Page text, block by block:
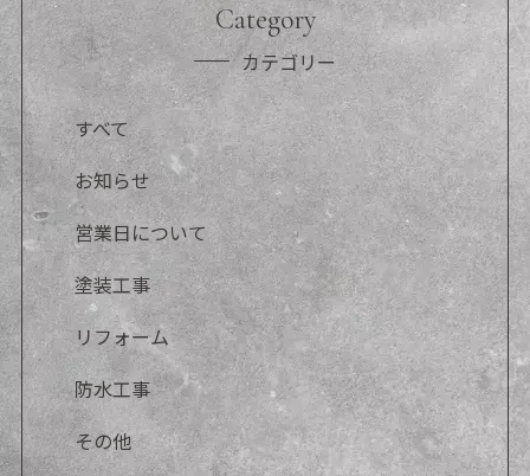
Category
カテゴリー
すべて
お知らせ
営業日について
塗装工事
リフォーム
防水工事
その他